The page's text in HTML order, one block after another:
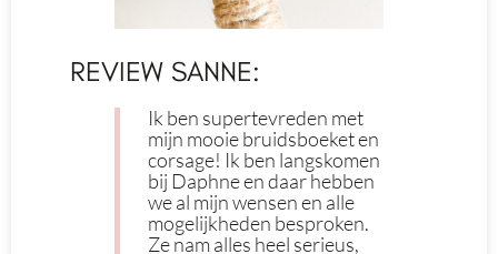
REVIEW SANNE:
Ik ben supertevreden met
mijn mooie bruidsboeket en
corsage! Ik ben langskomen
bij Daphne en daar hebben
we al mijn wensen en alle
mogelijkheden besproken.
Ze nam alles heel serieus,